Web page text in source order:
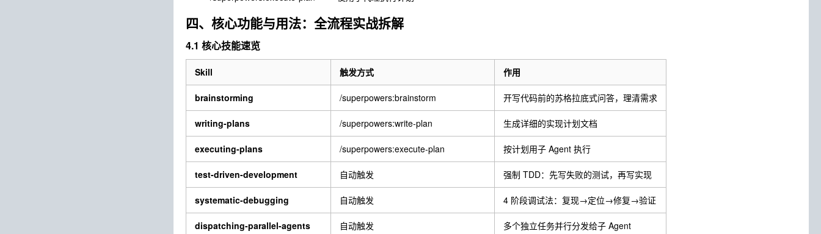
四、核心功能与用法：全流程实战拆解
4.1 核心技能速览
Skill 触发方式 作用
brainstorming /superpowers:brainstorm 开写代码前的苏格拉底式问答，理清需求
writing-plans /superpowers:write-plan 生成详细的实现计划文档
executing-plans /superpowers:execute-plan 按计划用子 Agent 执行
test-driven-development 自动触发 强制 TDD：先写失败的测试，再写实现
systematic-debugging 自动触发 4 阶段调试法：复现→定位→修复→验证
dispatching-parallel-agents 自动触发 多个独立任务并行分发给子 Agent